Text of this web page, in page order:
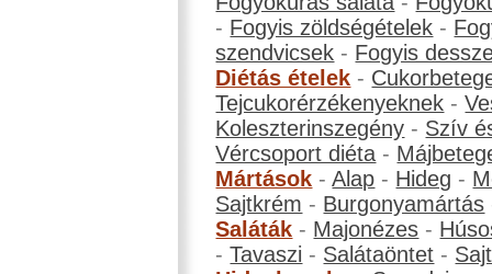
- Fogyis zöldségételek -
szendvicsek - Fogyis
Diétás ételek -
Tejcukorérzékenyeknek -
Koleszterinszegény - Szív
Vércsoport diéta -
Mártások -Alap - Hideg -
Sajtkrém - Burgonyamártás
Saláták - Majonézes -
-Tavaszi - Salátaöntet -